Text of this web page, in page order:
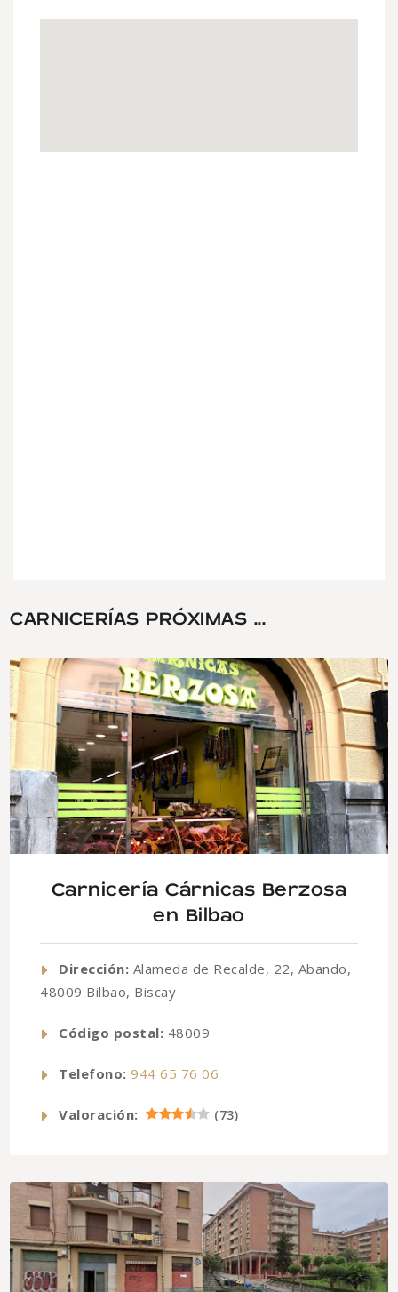
CARNICERÍAS PRÓXIMAS ...
Carnicería Cárnicas Berzosa
en Bilbao
Dirección: Alameda de Recalde, 22, Abando,
48009 Bilbao, Biscay
Código postal: 48009
Telefono: 944 65 76 06
Valoración: (73)